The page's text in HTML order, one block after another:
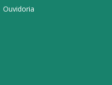
Ouvidoria